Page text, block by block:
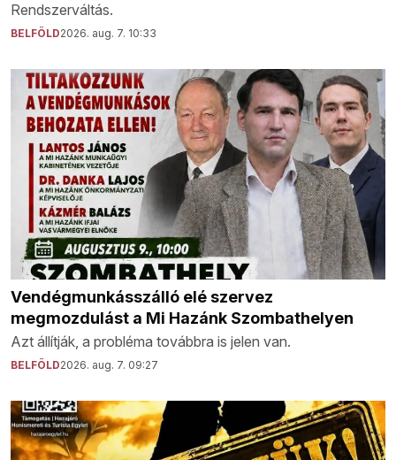
Rendszerváltás.
BELFÖLD2026. aug. 7. 10:33
Vendégmunkásszálló elé szervez
megmozdulást a Mi Hazánk Szombathelyen
Azt állítják, a probléma továbbra is jelen van.
BELFÖLD2026. aug. 7. 09:27